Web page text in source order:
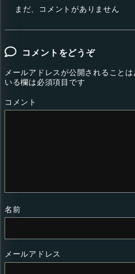
まだ、コメントがありません
コメントをどうぞ
メールアドレスが公開されることは
いる欄は必須項目です
コメント
名前
メールアドレス